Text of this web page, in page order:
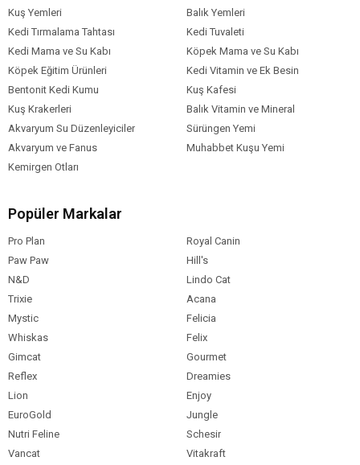
Kuş Yemleri
Balık Yemleri
Kedi Tırmalama Tahtası
Kedi Tuvaleti
Kedi Mama ve Su Kabı
Köpek Mama ve Su Kabı
Köpek Eğitim Ürünleri
Kedi Vitamin ve Ek Besin
Bentonit Kedi Kumu
Kuş Kafesi
Kuş Krakerleri
Balık Vitamin ve Mineral
Akvaryum Su Düzenleyiciler
Sürüngen Yemi
Akvaryum ve Fanus
Muhabbet Kuşu Yemi
Kemirgen Otları
Popüler Markalar
Pro Plan
Royal Canin
Paw Paw
Hill's
N&D
Lindo Cat
Trixie
Acana
Mystic
Felicia
Whiskas
Felix
Gimcat
Gourmet
Reflex
Dreamies
Lion
Enjoy
EuroGold
Jungle
Nutri Feline
Schesir
Vancat
Vitakraft